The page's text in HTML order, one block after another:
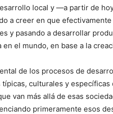
local y —a partir de
a creer en que
y pasando a desarrollar
en el mundo, en base a la
de los procesos de
culturales y específicas
van más allá de esas
primeramente esos